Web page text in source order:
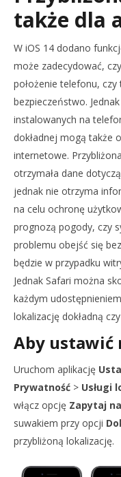
także dla
W iOS 14 dodano
może zadecydować,
położenie telefonu,
bezpieczeństwo.
instalowanych na
dokładnej mogą także
internetowe.
otrzymała dane
jednak nie otrzyma
na celu ochronę
prognozą pogody, czy
problemu obejść się
będzie w przypadku
Jednak Safari można
każdym
lokalizację dokładną
Aby ustawić
Uruchom aplikację
Prywatność > Usługi
włącz opcję Zapytaj
suwakiem przy opcji
przybliżoną lokalizację.